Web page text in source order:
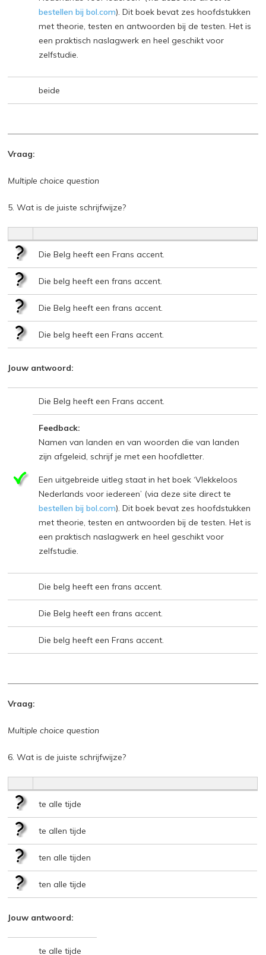
bestellen bij bol.com). Dit boek bevat zes hoofdstukken
met theorie, testen en antwoorden bij de testen. Het is
een praktisch naslagwerk en heel geschikt voor
zelfstudie.
beide
Vraag:
Multiple choice question
5. Wat is de juiste schrijfwijze?
Die Belg heeft een Frans accent.
Die belg heeft een frans accent.
Die Belg heeft een frans accent.
Die belg heeft een Frans accent.
Jouw antwoord:
Die Belg heeft een Frans accent.
Feedback:
Namen van landen en van woorden die van landen
zijn afgeleid, schrijf je met een hoofdletter.
Een uitgebreide uitleg staat in het boek ‘Vlekkeloos
Nederlands voor iedereen’ (via deze site direct te
bestellen bij bol.com). Dit boek bevat zes hoofdstukken
met theorie, testen en antwoorden bij de testen. Het is
een praktisch naslagwerk en heel geschikt voor
zelfstudie.
Die belg heeft een frans accent.
Die Belg heeft een frans accent.
Die belg heeft een Frans accent.
Vraag:
Multiple choice question
6. Wat is de juiste schrijfwijze?
te alle tijde
te allen tijde
ten alle tijden
ten alle tijde
Jouw antwoord:
te alle tijde